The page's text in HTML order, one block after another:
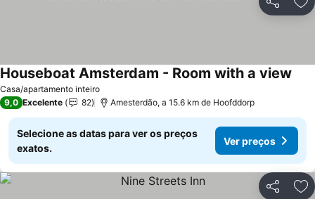
Partilhar
Casa/apartamento inteiro
Houseboat Amsterdam - Room with a view
9,0 Excelente 82 Amesterdão, a 15.6 km de Hoofddorp
Selecione as datas para ver os preços
exatos.
Ver preços
Partilhar